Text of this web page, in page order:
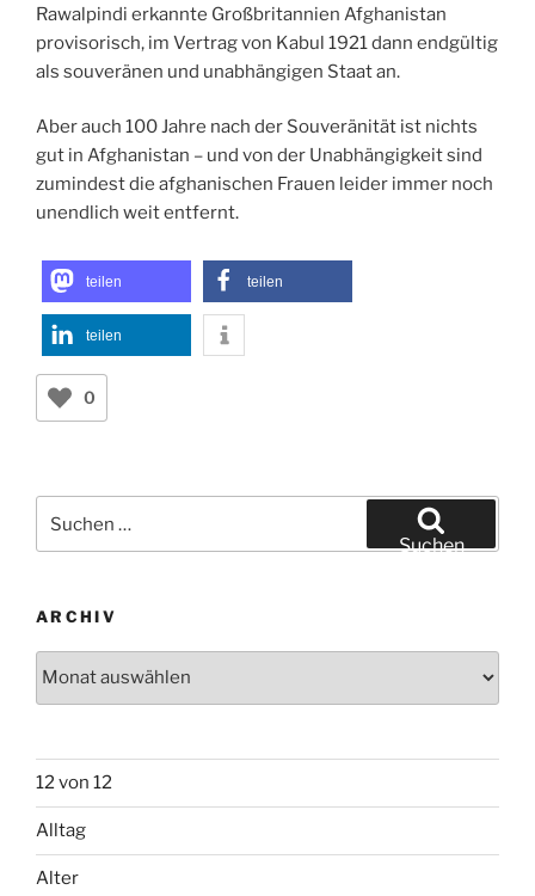
Rawalpindi erkannte Großbritannien Afghanistan
provisorisch, im Vertrag von Kabul 1921 dann endgültig
als souveränen und unabhängigen Staat an.
Aber auch 100 Jahre nach der Souveränität ist nichts
gut in Afghanistan – und von der Unabhängigkeit sind
zumindest die afghanischen Frauen leider immer noch
unendlich weit entfernt.
teilen teilen
teilen
0
nach:
Suchen
ARCHIV
12 von 12
Alltag
Alter